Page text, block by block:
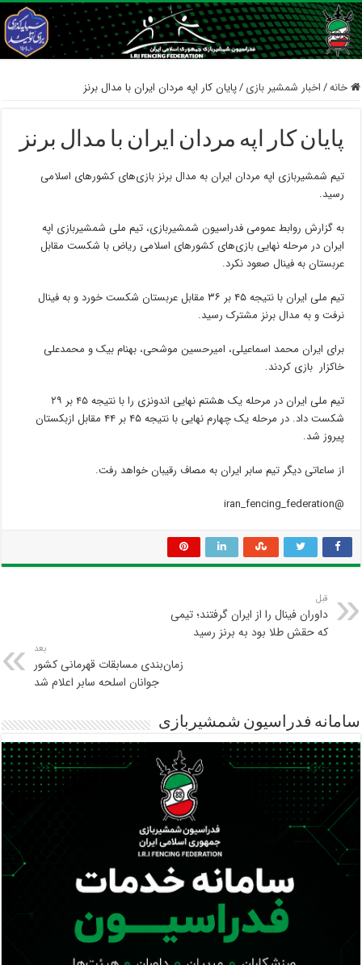
خانه/اخبار شمشیر بازی /پایان کار اپه مردان ایران با مدال برنز
پایان کار اپه مردان ایران با مدال برنز
تیم شمشیربازی اپه‌ مردان ایران به مدال برنز بازی‌های کشورهای اسلامی
رسید.
به گزارش روابط عمومی فدراسیون شمشیربازی، تیم ملی شمشیربازی اپه
ایران در مرحله نهایی بازی‌های کشورهای اسلامی ریاض با شکست مقابل
عربستان به فینال صعود نکرد.
تیم ملی ایران با نتیجه ۴۵ بر ۳۶ مقابل عربستان شکست خورد و به فینال
نرفت و به مدال برنز مشترک رسید.
برای ایران محمد اسماعیلی، امیرحسین موشحی، بهنام بیک و محمدعلی
خاکزار بازی کردند.
تیم ملی ایران در مرحله یک هشتم نهایی اندونزی را با نتیجه ۴۵ بر ۲۹
شکست داد. در مرحله یک چهارم نهایی با نتیجه ۴۵ بر ۴۴ مقابل ازبکستان
پیروز شد.
از ساعاتی دیگر تیم سابر ایران به مصاف رقیبان خواهد رفت.
@iran_fencing_federation
قبل
داوران فینال را از ایران گرفتند؛ تیمی
که حقش طلا بود به برنز رسید
بعد
زمان‌بندی مسابقات قهرمانی کشور
جوانان اسلحه سابر اعلام شد
سامانه فدراسیون شمشیربازی